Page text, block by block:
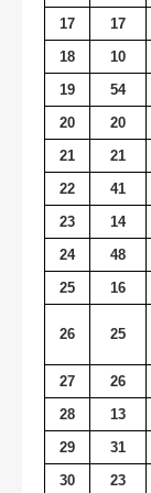
17
17
18
10
19
54
20
20
21
21
22
41
23
14
24
48
25
16
26 25
27 26
28
13
29
31
30
23